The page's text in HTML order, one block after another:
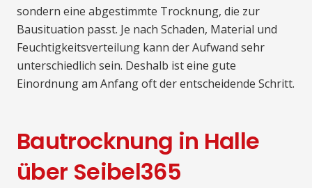
sondern eine abgestimmte Trocknung, die zur
Bausituation passt. Je nach Schaden, Material und
Feuchtigkeitsverteilung kann der Aufwand sehr
unterschiedlich sein. Deshalb ist eine gute
Einordnung am Anfang oft der entscheidende Schritt.
Bautrocknung in Halle
über Seibel365